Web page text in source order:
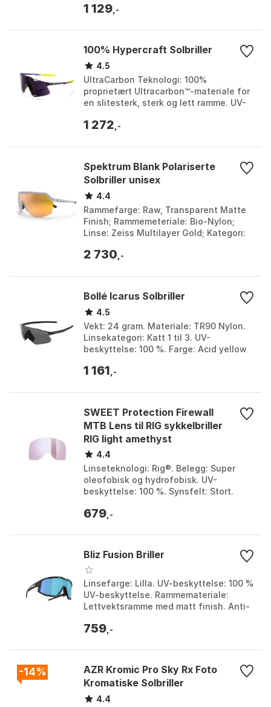
Farge: Black...
1 129 ,-
100% Hypercraft Solbriller
4.5
UltraCarbon Teknologi: 100%
proprietært Ultracarbon™-materiale for
en slitesterk, sterk og lett ramme. UV-
(UV400). Linse Kvalit...
1 272 ,-
Spektrum Blank Polariserte
Solbriller unisex
4.4
Rammefarge: Raw, Transparent Matte
Finish; Rammemeteriale: Bio-Nylon;
Linse: Zeiss Multilayer Gold; Kategori:
Nylon/CAT3.
2 730 ,-
Bollé Icarus Solbriller
4.5
Vekt: 24 gram. Materiale: TR90 Nylon.
Linsekategori: Katt 1 til 3. UV-
beskyttelse: 100 %. Farge: Acid yellow
Størrelse: ...
1 161 ,-
SWEET Protection Firewall
MTB Lens til RIG sykkelbriller
RIG light amethyst
4.4
Linseteknologi: Rig®. Belegg: Super
oleofobisk og hydrofobisk. UV-
beskyttelse: 100 %. Synsfelt: Stort.
Amethyst Mirror/CAT3....
679 ,-
Bliz Fusion Briller
Linsefarge: Lilla. UV-beskyttelse: 100 %
UV-beskyttelse. Rammemateriale:
Lettvektsramme med matt finish. Anti-
Crystal black, C...
759 ,-
-14%
AZR Kromic Pro Sky Rx Foto
Kromatiske Solbriller
4.4